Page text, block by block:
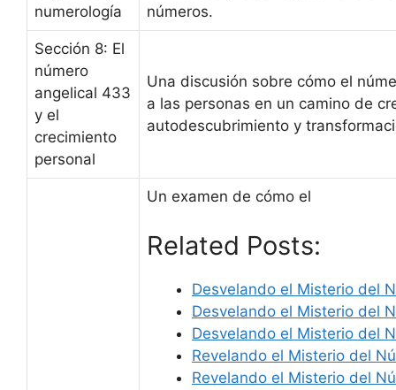
numerología
números.
Sección 8: El
número
angelical 433
y el
crecimiento
personal
Una discusión sobre cómo el
a las personas en un camino de
autodescubrimiento y
Un examen de cómo el
Related Posts:
Desvelando el Misterio del
Desvelando el Misterio del
Desvelando el Misterio del
Revelando el Misterio del
Revelando el Misterio del